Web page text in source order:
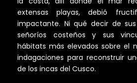
extensas playas, debió
impactante. Ni qué decir de
señoríos costeños y sus
hábitats más elevados sobre el
indagaciones para reconstruir
de los incas del Cusco.